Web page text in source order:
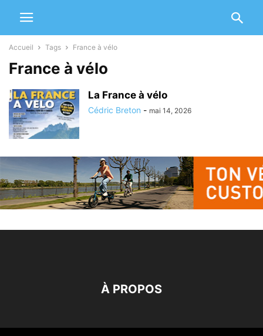
Accueil Tags France à vélo
France à vélo
La France à vélo
Cédric Breton - mai 14, 2026
À PROPOS